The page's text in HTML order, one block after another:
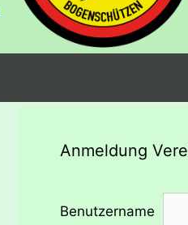
Anmeldung
Benutzername